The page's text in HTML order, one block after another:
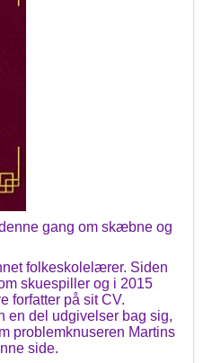
gang om skæbne og
folkeskolelærer. Siden
skuespiller og i 2015
forfatter på sit CV.
en del udgivelser bag sig,
problemknuseren Martins
side.